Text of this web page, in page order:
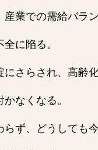
産業での需給バラ
に陥る。
にさらされ、高齢
なくなる。
らず、どうしても